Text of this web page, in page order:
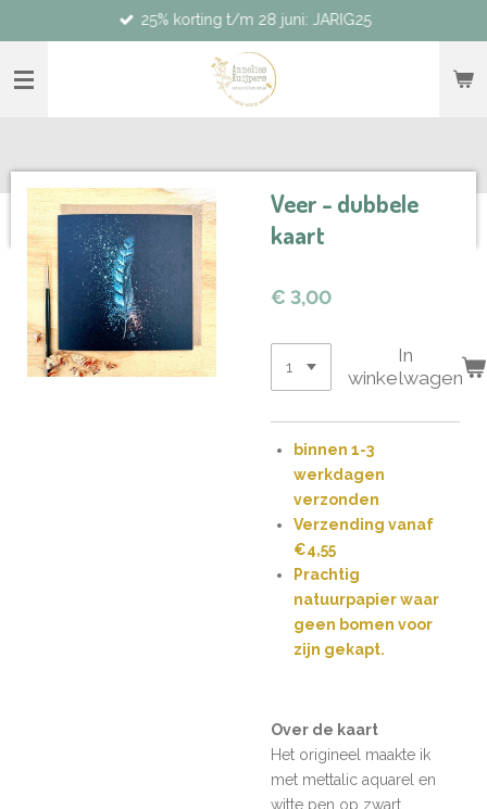
direct
naar
hoofdinhoud
25% korting t/m 28 juni: JARIG25
Veer - dubbele
kaart
€ 3,00
In
winkelwagen
binnen 1-3
werkdagen
verzonden
Verzending vanaf
€4,55
Prachtig
natuurpapier waar
geen bomen voor
zijn gekapt.
Over de kaart
Het origineel maakte ik
met mettalic aquarel en
witte pen op zwart